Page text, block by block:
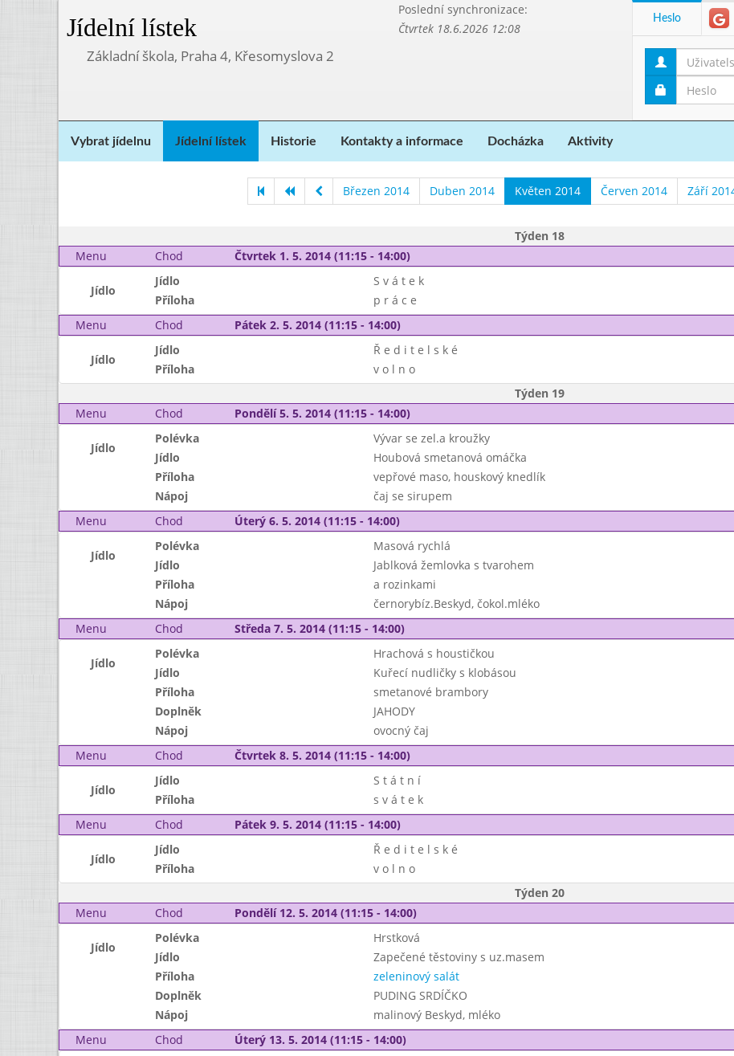
Jídelní lístek
Poslední synchronizace:
Čtvrtek 18.6.2026 12:08
Základní škola, Praha 4, Křesomyslova 2
Heslo
Vybrat jídelnu Jídelní lístek Historie Kontakty a informace Docházka Aktivity
Březen 2014 Duben 2014 Květen 2014 Červen 2014 Září
Týden 18
Menu
Chod Čtvrtek 1. 5. 2014 (11:15 - 14:00)
Jídlo
Jídlo
S v á t e k
Příloha
p r á c e
Menu
Chod Pátek 2. 5. 2014 (11:15 - 14:00)
Jídlo
Jídlo
Ř e d i t e l s k é
Příloha
v o l n o
Týden 19
Menu
Chod Pondělí 5. 5. 2014 (11:15 - 14:00)
Jídlo
Polévka
Vývar se zel.a kroužky
Jídlo
Houbová smetanová omáčka
Příloha
vepřové maso, houskový knedlík
Nápoj
čaj se sirupem
Menu
Chod Úterý 6. 5. 2014 (11:15 - 14:00)
Jídlo
Polévka
Masová rychlá
Jídlo
Jablková žemlovka s tvarohem
Příloha
a rozinkami
Nápoj
černorybíz.Beskyd, čokol.mléko
Menu
Chod Středa 7. 5. 2014 (11:15 - 14:00)
Jídlo
Polévka
Hrachová s houstičkou
Jídlo
Kuřecí nudličky s klobásou
Příloha
smetanové brambory
Doplněk
JAHODY
Nápoj
ovocný čaj
Menu
Chod Čtvrtek 8. 5. 2014 (11:15 - 14:00)
Jídlo
Jídlo
S t á t n í
Příloha
s v á t e k
Menu
Chod Pátek 9. 5. 2014 (11:15 - 14:00)
Jídlo
Jídlo
Ř e d i t e l s k é
Příloha
v o l n o
Týden 20
Menu
Chod Pondělí 12. 5. 2014 (11:15 - 14:00)
Jídlo
Polévka
Hrstková
Jídlo
Zapečené těstoviny s uz.masem
Příloha
zeleninový salát
Doplněk
PUDING SRDÍČKO
Nápoj
malinový Beskyd, mléko
Menu
Chod Úterý 13. 5. 2014 (11:15 - 14:00)